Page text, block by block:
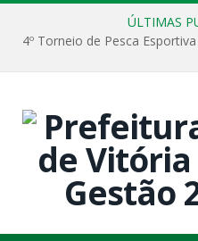
ÚLTIMAS